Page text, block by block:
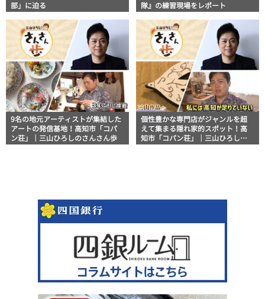
部」に迫る
隊』の練習現場をレポート
9名の地元アーティストが集結した
アートの発信基地！高知市「コパ
ン荘」｜三山ひろしのさんさん歩
個性豊かな専門店がジャンルを超
えて集まる隠れ家的スポット！高
知市「コパン荘」｜三山ひろしの